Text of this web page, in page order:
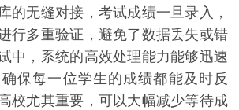
的无缝对接，考试成绩一旦录入，
行多重验证，避免了数据丢失或错
中，系统的高效处理能力能够迅速
保每一位学生的成绩都能及时反
校尤其重要，可以大幅减少等待成